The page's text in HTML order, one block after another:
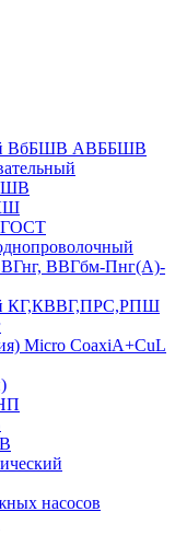
ВбБШВ АВББШВ
ГОСТ
ВВГбм-Пнг(А)-
КГ,КВВГ,ПРС,РПШ
Micro CoaxiA+CuL
насосов